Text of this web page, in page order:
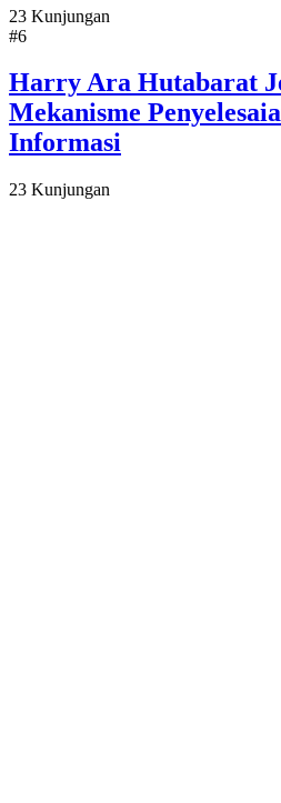
23 Kunjungan
#6
Harry Ara Hutabarat
Mekanisme
Informasi
23 Kunjungan